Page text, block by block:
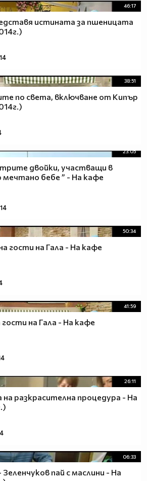
46:17
истината за пшеницата
38:51
по света, включване от Кипър
23:05
трите двойки, участващи в
бебе ” - На кафе
50:34
гости на Гала - На кафе
41:59
на Гала - На кафе
26:11
на разкрасителна процедура - На
06:33
пай с маслини - На